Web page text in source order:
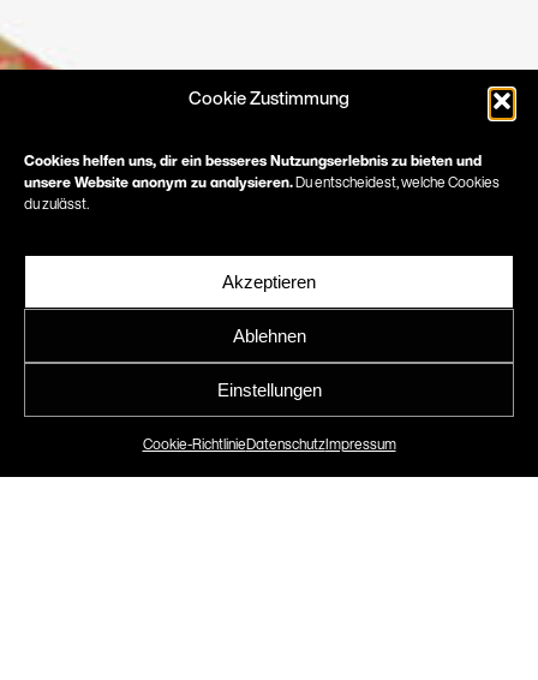
Cookie Zustimmung
Cookies helfen uns, dir ein besseres Nutzungserlebnis zu bieten und
unsere Website anonym zu analysieren. Du entscheidest, welche Cookies
du zulässt.
Akzeptieren
Ablehnen
Einstellungen
Cookie-RichtlinieDatenschutzImpressum
Eine schöne
Bescherung!
Der Eindruck zählt.